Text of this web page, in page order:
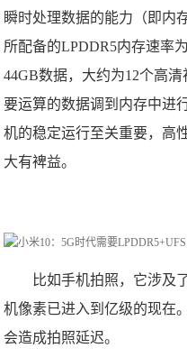
瞬时处理数据的能力（即内
所配备的LPDDR5内存速率
44GB数据，大约为12个高
要运算的数据调到内存中进
机的稳定运行至关重要，高
大有裨益。
比如手机拍照，它涉及
机像素已进入到亿级的现在
会造成拍照延迟。